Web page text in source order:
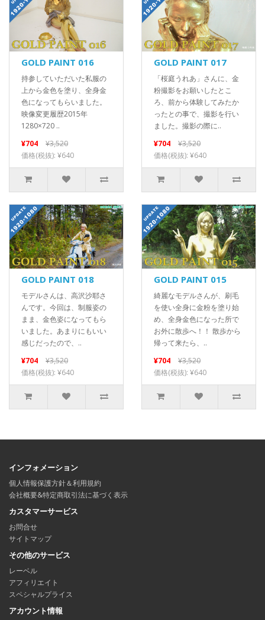
GOLD PAINT 016
持参していただいた私服の
上から金色を塗り、全身金
色になってもらいました。
映像変更履歴2015年
1280×720 ..
¥704
¥3,520
価格(税抜): ¥640
GOLD PAINT 017
「桜庭うれあ」さんに、金
粉撮影をお願いしたとこ
ろ、前から体験してみたか
ったとの事で、撮影を行い
ました。撮影の際に..
¥704
¥3,520
価格(税抜): ¥640
GOLD PAINT 018
モデルさんは、高沢沙耶さ
んです。今回は、制服姿の
まま、金色姿になってもら
いました。あまりにもいい
感じだったので、..
¥704
¥3,520
価格(税抜): ¥640
GOLD PAINT 015
綺麗なモデルさんが、刷毛
を使い全身に金粉を塗り始
め、全身金色になった所で
お外に散歩へ！！ 散歩から
帰って来たら、..
¥704
¥3,520
価格(税抜): ¥640
インフォメーション
個人情報保護方針＆利用規約
会社概要&特定商取引法に基づく表示
カスタマーサービス
お問合せ
サイトマップ
その他のサービス
レーベル
アフィリエイト
スペシャルプライス
アカウント情報